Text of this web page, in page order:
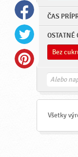
ČAS
OSTATNÉ
Bez
Všetky